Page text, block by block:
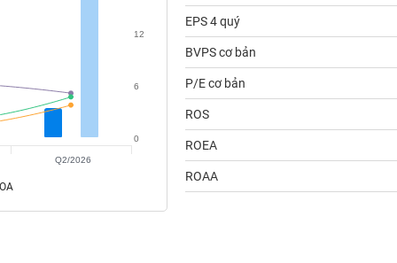
0
6
12
Q2/2026
EPS 4 quý
BVPS cơ bản
P/E cơ bản
ROS
ROEA
ROAA